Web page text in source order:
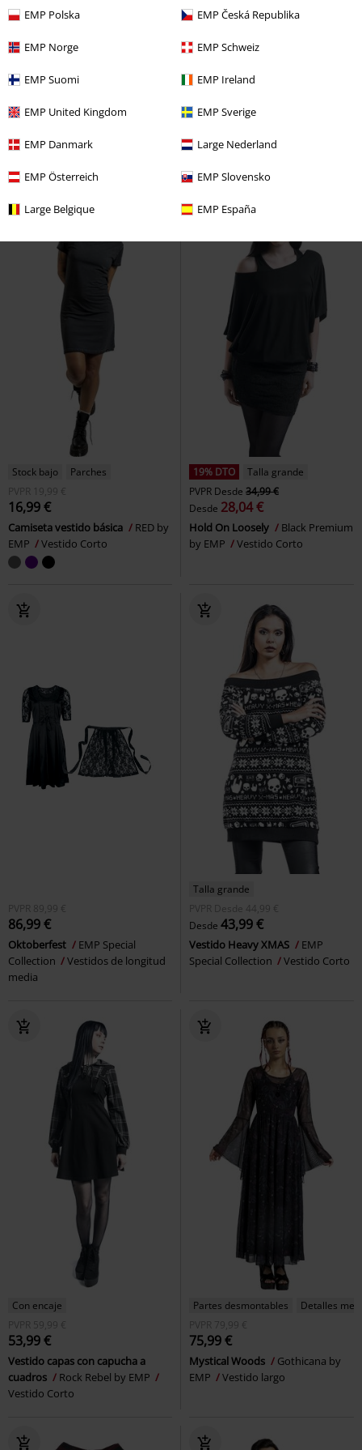
EMP Polska EMP Česká Republika
EMP Norge EMP Schweiz
EMP Suomi EMP Ireland
EMP United Kingdom EMP Sverige
EMP Danmark Large Nederland
EMP Österreich EMP Slovensko
Large Belgique EMP España
Stock bajo
PVPR 49,99 €
43,99 €
Rock Rebel Vestido a cuadros con
EMP
Vestido Corto
22% DTO
Stock bajo
PVPR34,99 €
26,99 €
Valeria - Mini Vestido
Stock bajo
Parches
PVPR 19,99 €
16,99 €
Camiseta vestido básica
RED by
EMP
Vestido Corto
19% DTO
Talla grande
PVPR Desde 34,99 €
Desde 28,04 €
Hold On Loosely
Black Premium
by EMP
Vestido Corto
PVPR 89,99 €
86,99 €
Oktoberfest
EMP Special
Collection
Vestidos de longitud
media
Talla grande
PVPR
Desde 44,99 €
Desde 43,99 €
Vestido Heavy XMAS
EMP
Special Collection
Vestido Corto
Con encaje
PVPR
59,99 €
53,99 €
Vestido capas con capucha a
cuadros
Rock Rebel by EMP
Vestido Corto
Partes desmontables
Detalles
PVPR 79,99 €
75,99 €
Mystical Woods
Gothicana by
EMP
Vestido largo